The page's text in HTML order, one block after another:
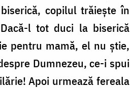
copilul trăieşte în
l tot duci la biserică
pentru mamă, el nu ştie,
Dumnezeu, ce-i spui
Apoi urmează fereala